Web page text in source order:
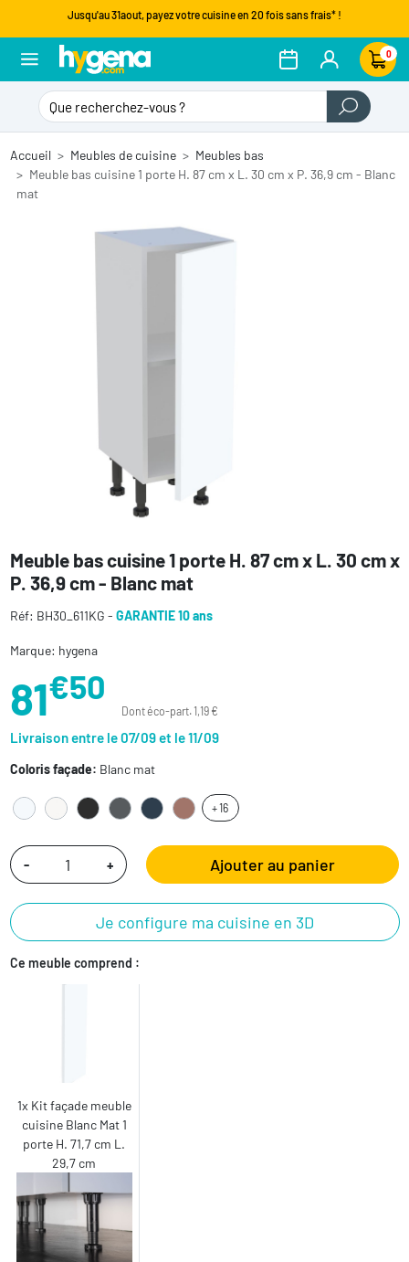
Jusqu'au 31aout, payez votre cuisine en 20 fois sans frais* !
0
Accueil Meubles de cuisine
Meubles bas
Meuble bas cuisine 1 porte H. 87 cm x L. 30 cm x P. 36,9 cm - Blanc
mat
Meuble bas cuisine 1 porte H. 87 cm x L. 30 cm x
P. 36,9 cm - Blanc mat
Réf: BH30_611KG - GARANTIE 10 ans
Marque: hygena
81€50
Dont éco-part. 1,19 €
Livraison entre le 07/09 et le 11/09
Coloris façade: Blanc mat
+ 16
- + Ajouter au panier
Je configure ma cuisine en 3D
Ce meuble comprend :
1x Kit façade meuble
cuisine Blanc Mat 1
porte H. 71,7 cm L.
29,7 cm